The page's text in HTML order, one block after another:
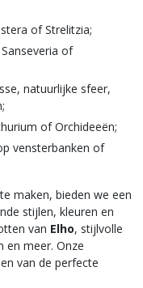
of Strelitzia;
of
natuurlijke sfeer,
of Orchideeën;
vensterbanken of
maken, bieden we een
stijlen, kleuren en
van Elho, stijlvolle
en meer. Onze
van de perfecte